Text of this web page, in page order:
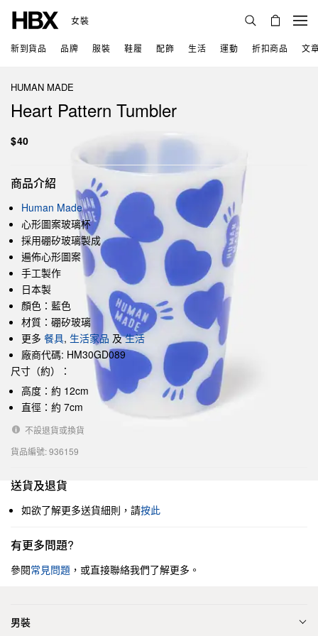
女裝
新到貨品 品牌 服裝 鞋履 配飾 生活 運動 折扣商品 文
HUMAN MADE
Heart Pattern Tumbler
$40
商品介紹
Human Made
心形圖案玻璃杯
採用硼矽玻璃製成
遍佈心形圖案
手工製作
日本製
顏色：藍色
材質：硼矽玻璃
更多 餐具, 生活家品 及生活
廠商代碼: HM30GD089
尺寸（約）：
高度：約 12cm
直徑：約 7cm
不設退貨或換貨
貨品編號: 936159
送貨及退貨
如欲了解更多送貨細則，請按此
有更多問題?
參閱常見問題 ，或直接聯絡我們了解更多。
男裝